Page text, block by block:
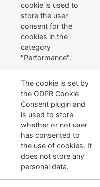
cookie is used to
store the user
consent for the
cookies in the
category
"Performance".
The cookie is set by
the GDPR Cookie
Consent plugin and
is used to store
whether or not user
has consented to
the use of cookies. It
does not store any
personal data.